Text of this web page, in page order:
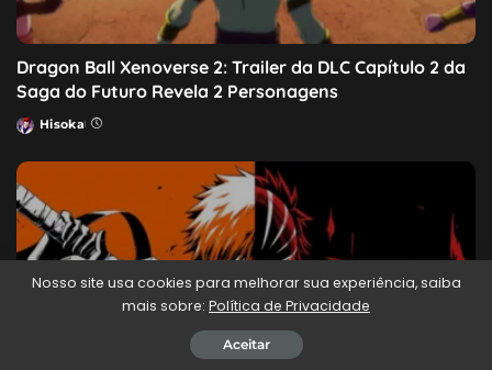
Dragon Ball Xenoverse 2: Trailer da DLC Capítulo 2 da
Saga do Futuro Revela 2 Personagens
Posted
Hisoka
Nosso site usa cookies para melhorar sua experiência, saiba
mais sobre: Política de Privacidade
Aceitar